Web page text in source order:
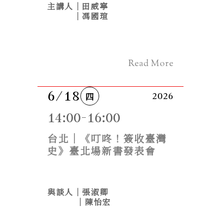
主講人｜田威寧
｜馮國瑄
Read More
6/18 四 2026
14:00-16:00
台北｜《叮咚！簽收臺灣
史》臺北場新書發表會
與談人｜張淑卿
｜陳怡宏